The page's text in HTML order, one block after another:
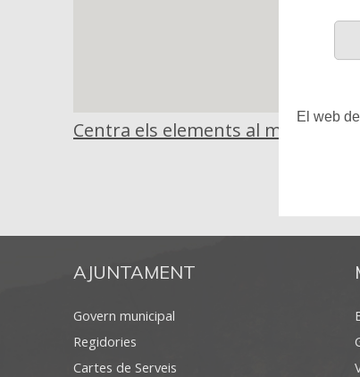
Centra els elements al mapa
AJUNTAMENT
Govern municipal
Regidories
Cartes de Serveis
El web